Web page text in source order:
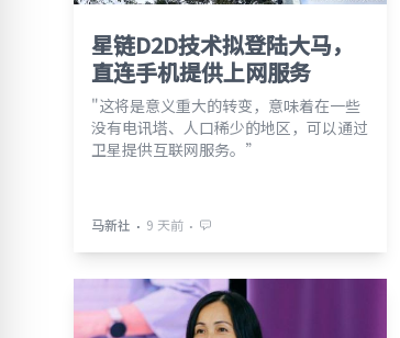
星链D2D技术拟登陆大马，
直连手机提供上网服务
"这将是意义重大的转变，意味着在一些
没有电讯塔、人口稀少的地区，可以通过
卫星提供互联网服务。”
马新社 ⋅ 9 天前 ⋅